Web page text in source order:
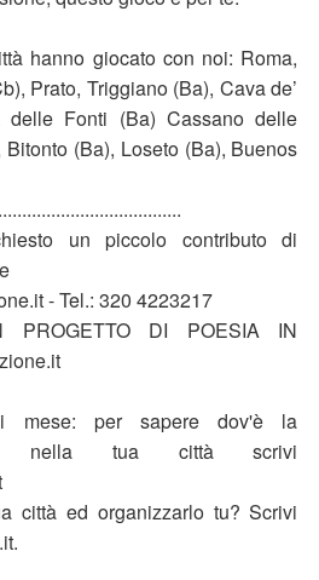
hanno giocato con noi: Roma,
Prato, Triggiano (Ba), Cava de’
delle Fonti (Ba) Cassano delle
(Ba), Loseto (Ba), Buenos
un piccolo contributo di
- Tel.: 320 4223217
DI POESIA IN
mese: per sapere dov'è la
nella tua città scrivi
città ed organizzarlo tu? Scrivi